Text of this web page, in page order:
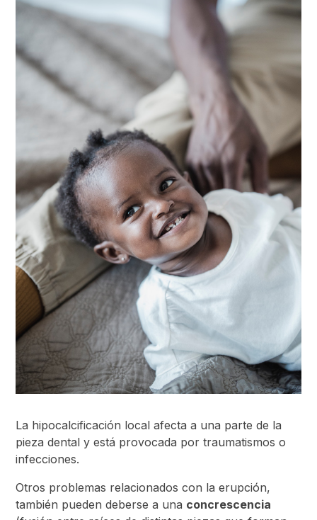
La hipocalcificación local afecta a una parte de la
pieza dental y está provocada por traumatismos o
infecciones.
Otros problemas relacionados con la erupción,
también pueden deberse a una concrescencia